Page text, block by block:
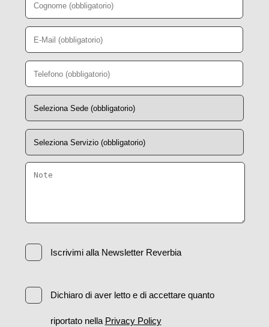
Iscrivimi alla Newsletter Reverbia
Dichiaro di aver letto e di accettare quanto
riportato nella Privacy Policy